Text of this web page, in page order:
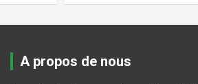
A propos de nous